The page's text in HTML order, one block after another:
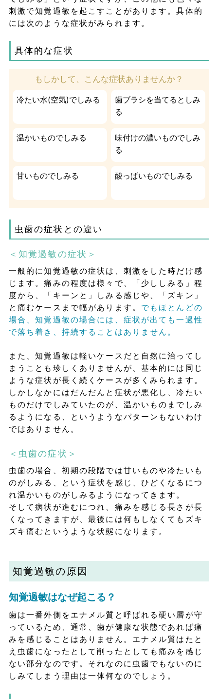
刺激で知覚過敏を起こすことがあります。具体的
には次のような症状がみられます。
具体的な症状
もしかして、こんな症状ありませんか？
冷たい水(空気)でしみる
歯ブラシを当てるとしみ
る
温かいものでしみる
味付けの濃いものでしみ
る
甘いものでしみる 酸っぱいものでしみる
虫歯の症状との違い
＜知覚過敏の症状＞
一般的に知覚過敏の症状は、刺激をした時だけ感
じます。痛みの程度は様々で、「少ししみる」程
度から、「キーンと」しみる感じや、「ズキン」
と痛むケースまで幅があります。 でもほとんどの
場合、知覚過敏の場合には、症状が出ても一過性
で落ち着き、持続することはありません。
また、知覚過敏は軽いケースだと自然に治ってし
まうことも珍しくありませんが、基本的には同じ
ような症状が長く続くケースが多くみられます。
しかしなかにはだんだんと症状が悪化し、冷たい
ものだけでしみていたのが、温かいものまでしみ
るようになる、というようなパターンもないわけ
ではありません。
＜虫歯の症状＞
虫歯の場合、初期の段階では甘いものや冷たいも
のがしみる、という症状を感じ、ひどくなるにつ
れ温かいものがしみるようになってきます。
そして病状が進むにつれ、痛みを感じる長さが長
くなってきますが、最後には何もしなくてもズキ
ズキ痛むというような状態になります。
知覚過敏の原因
知覚過敏はなぜ起こる？
歯は一番外側をエナメル質と呼ばれる硬い層が守
っているため、通常、歯が健康な状態であれば痛
みを感じることはありません。エナメル質はたと
え虫歯になったとして削ったとしても痛みを感じ
ない部分なのです。それなのに虫歯でもないのに
しみてしまう理由は一体何なのでしょう。